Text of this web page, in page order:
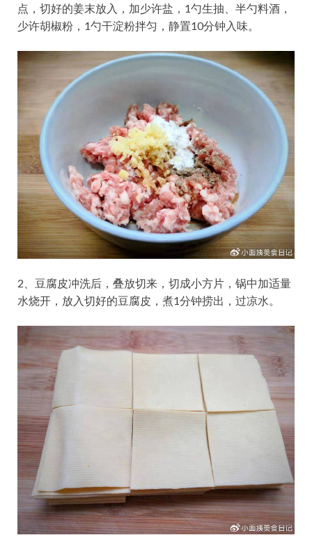
点，切好的姜末放入，加少许盐，1勺生抽、半勺料酒，
少许胡椒粉，1勺干淀粉拌匀，静置10分钟入味。
2、豆腐皮冲洗后，叠放切来，切成小方片，锅中加适量
水烧开，放入切好的豆腐皮，煮1分钟捞出，过凉水。